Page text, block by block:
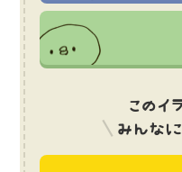
このイ
みんなに